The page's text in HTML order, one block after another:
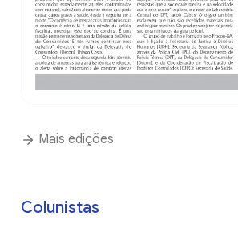
Mais edições
Colunistas